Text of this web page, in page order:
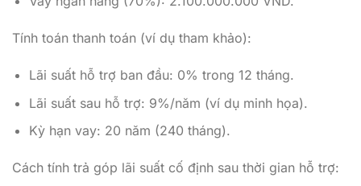
Tính toán thanh toán (ví dụ tham khảo):
Lãi suất hỗ trợ ban đầu: 0% trong 12 tháng.
Lãi suất sau hỗ trợ: 9%/năm (ví dụ minh họa).
Kỳ hạn vay: 20 năm (240 tháng).
Cách tính trả góp lãi suất cố định sau thời gian hỗ trợ: